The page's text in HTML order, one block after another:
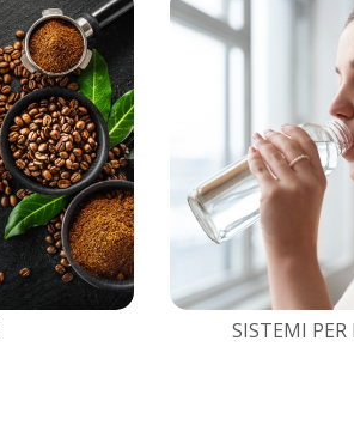
SISTEMI PER